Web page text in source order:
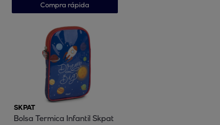
Compra rápida
SKPAT
Bolsa Termica Infantil Skpat